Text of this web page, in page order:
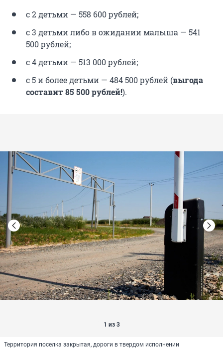
с 2 детьми — 558 600 рублей;
с 3 детьми либо в ожидании малыша — 541
500 рублей;
с 4 детьми — 513 000 рублей;
с 5 и более детьми — 484 500 рублей (выгода
составит 85 500 рублей!).
1 из 3
Территория поселка закрытая, дороги в твердом исполнении